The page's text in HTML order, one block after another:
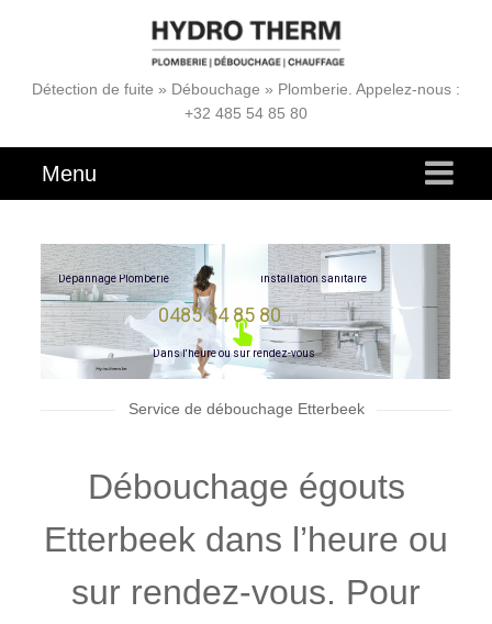
Détection de fuite » Débouchage » Plomberie. Appelez-nous :
+32 485 54 85 80
Menu
Dépannage Plomberie
0485 54 85 80
installation sanitaire
Dansl'heureousur rendez-vous
Service de débouchage Etterbeek
Débouchage égouts
Etterbeek dans l’heure ou
sur rendez-vous. Pour